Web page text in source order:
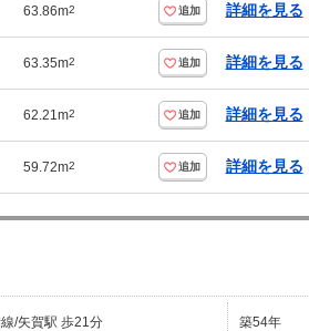
63.86m2 追加 詳細を見る
63.35m2 追加 詳細を見る
62.21m2 追加 詳細を見る
59.72m2 追加 詳細を見る
線/矢賀駅 歩21分
築54年